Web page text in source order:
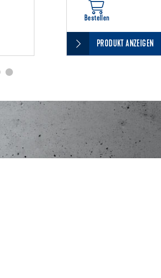
Bestellen
PRODUKT ANZEIGEN